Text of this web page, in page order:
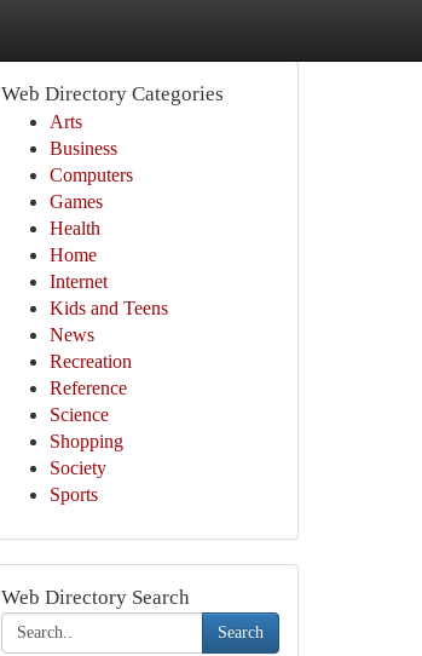
Web Directory Categories
Arts
Business
Computers
Games
Health
Home
Internet
Kids and Teens
News
Recreation
Reference
Science
Shopping
Society
Sports
Web Directory Search
Search